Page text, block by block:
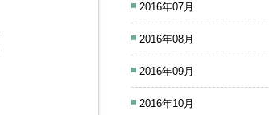
2016年07月
2016年08月
2016年09月
2016年10月